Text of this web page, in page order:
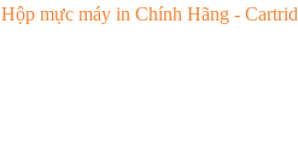
Hộp mực máy in Chính Hãng -